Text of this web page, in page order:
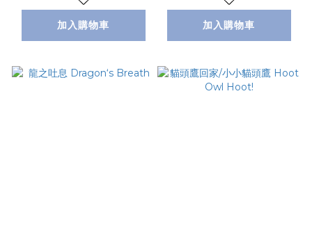
加入購物車 加入購物車